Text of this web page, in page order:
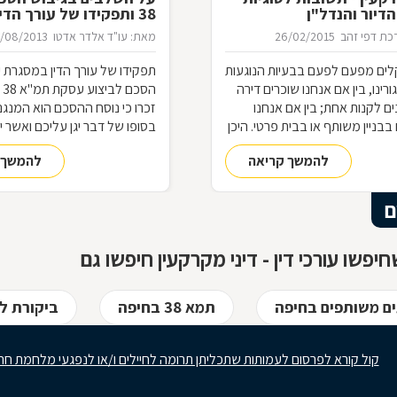
והנדל"ן
דפי זהב 26/02/2015
מפעם לפעם בבעיות הנוגעות
בין אם אנחנו שוכרים דירה
לקנות אחת; בין אם אנחנו
בבניין משותף או בבית פרטי. היכן
זכויותינו ביחס לשכנינו? מה אומר
לחריגות בנייה? האם בניית
את כל הדיירים וכו'. כדי לקבל
נענו ע"י עו"ד אילן קרייטר
להמשך קריאה
38 ותפקידו של עורך הדין
מאת: עו"ד אלדר אדטו 08/2013
תפקידו של עורך הדין
זכרו כי נוסח ההסכם הוא
בסופו של דבר יגן עליכם ואשר
הקבלן בביצוע העבודות
חיזוק המבנה, בהתאם
ואשר ישמור עליכם אם חלילה
עורכי דין - דיני מקרקעין חיפשו גם
משותפים בחיפה תמא 38 בחיפה ביקורת
קול קורא לפרסום לעמותות שתכליתן תרומה לחיילים ו/או לנפגעי מלחמת